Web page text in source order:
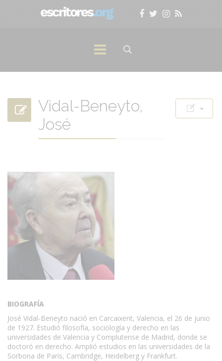
Vidal-Beneyto,
José
BIOGRAFÍA
José Vidal-Beneyto nació en Carcaixent, Valencia, el 26 de junio
de 1927. Estudió filosofía, sociología y derecho en las
universidades de Valencia y Complutense de Madrid, donde se
doctoró en derecho. Amplió estudios en las universidades de la
Sorbona de París, Cambridge, Heidelberg y Frankfurt.